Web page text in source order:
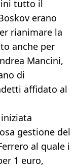
tutto il
erano
rianimare la
anche per
Mancini,
di
affidato al
gestione del
al quale i
1 euro,